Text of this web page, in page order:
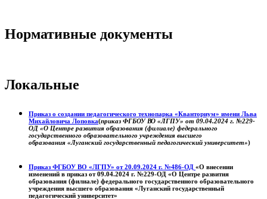
Нормативные документы
Локальные
Приказ о создании педагогического технопарка «Кванториум» имени Льва
Михайловича Лоповка(приказ ФГБОУ ВО «ЛГПУ» от 09.04.2024 г. №229-
ОД «О Центре развития образования (филиале) федерального
государственного образовательного учреждения высшего
образования «Луганский государственный педагогический университет»)
Приказ ФГБОУ ВО «ЛГПУ» от 20.09.2024 г. №486-ОД «О внесении
изменений в приказ от 09.04.2024 г. №229-ОД «О Центре развития
образования (филиале) федерального государственного образовательного
учреждения высшего образования «Луганский государственный
педагогический университет»